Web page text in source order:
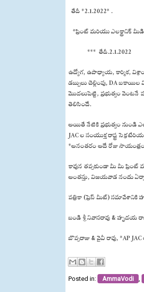
తేదీ *2.1.2022* .
*ప్రింట్ మరియు ఎలక్ట్రానిక్
*** తేదీ.2.1.2022
ఉద్యోగ, ఉపాధ్యాయ, కార్మిక,
డబ్బులు చెల్లింపు, DA
మొదలుపెట్టి, ప్రభుత్వం
తెలిసిందే.
అయితే నేటికి ప్రభుత్వం నుండి
JAC ల సంయుక్త రాష్ట్ర
*అనంతరం అదే రోజు
కావున తప్పకుండా మీ మీ
అంతస్తు, విజయవాడ నందు
పత్రికా (ప్రెస్ మీట్) సమావేశానికి
బండి శ్రీనివాసరావు & హృదయ
బొప్పరాజు & వైవీ రావు, *AP
Posted in: AmmaVodi ,